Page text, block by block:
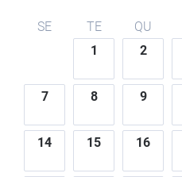
SE TE QU
1
2
7 8 9
14 15 16